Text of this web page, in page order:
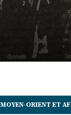
MOYEN-ORIENT ET